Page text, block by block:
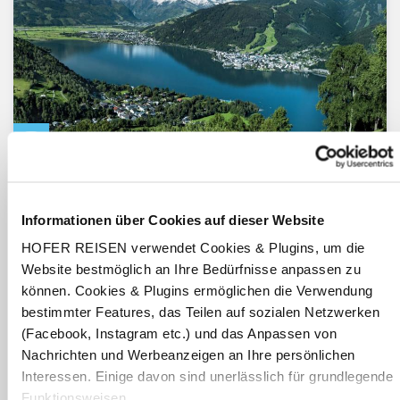
Informationen über Cookies auf dieser Website
HOFER REISEN verwendet Cookies & Plugins, um die
Website bestmöglich an Ihre Bedürfnisse anpassen zu
können. Cookies & Plugins ermöglichen die Verwendung
bestimmter Features, das Teilen auf sozialen Netzwerken
(Facebook, Instagram etc.) und das Anpassen von
Nachrichten und Werbeanzeigen an Ihre persönlichen
Interessen. Einige davon sind unerlässlich für grundlegende
Inkl. Zell am See-Kaprun Sommerkarte
Hotel Der Schmittenhof
4.7von 5 (89 Bewertungen)
Halbpension
inkl. Benutzung des hoteleigenen Saunabereichs
14.08.26
10.10.26
pro Person
€ 169,-